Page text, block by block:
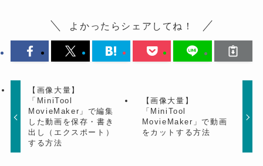
よかったらシェアしてね！
【画像大量】
「MiniTool
MovieMaker」で編集
した動画を保存・書き
出し（エクスポート）
する方法
【画像大量】
「MiniTool
MovieMaker」で動画
をカットする方法